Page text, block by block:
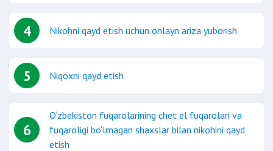
4 Nikohni qayd etish uchun onlayn ariza yuborish
5 Niqoxni qayd etish
6
O‘zbekiston fuqarolarining chet el fuqarolari va
fuqaroligi bo‘lmagan shaxslar bilan nikohini qayd
etish